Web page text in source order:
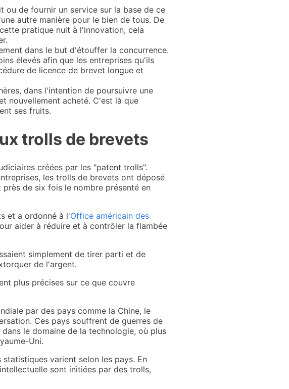
ou de fournir un service sur la base de ce
autre manière pour le bien de tous. De
pratique nuit à l'innovation, cela
dans le but d'étouffer la concurrence.
élevés afin que les entreprises qu'ils
de licence de brevet longue et
dans l'intention de poursuivre une
nouvellement acheté. C'est là que
ses fruits.
trolls de brevets
créées par les "patent trolls".
les trolls de brevets ont déposé
de six fois le nombre présenté en
et a ordonné à l'Office américain des
aider à réduire et à contrôler la flambée
simplement de tirer parti et de
de l'argent.
plus précises sur ce que couvre
par des pays comme la Chine, le
Ces pays souffrent de guerres de
le domaine de la technologie, où plus
Uni.
varient selon les pays. En
sont initiées par des trolls,